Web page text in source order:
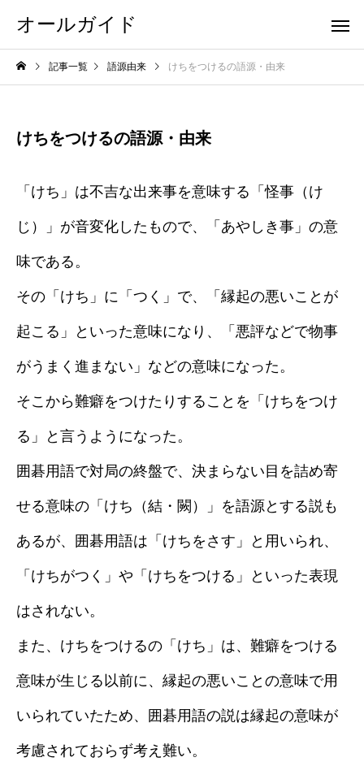
オールガイド
記事一覧 語源由来 けちをつけるの語源・由来
けちをつけるの語源・由来
「けち」は不吉な出来事を意味する「怪事（け
じ）」が音変化したもので、「あやしき事」の意
味である。
その「けち」に「つく」で、「縁起の悪いことが
起こる」といった意味になり、「悪評などで物事
がうまく進まない」などの意味になった。
そこから難癖をつけたりすることを「けちをつけ
る」と言うようになった。
囲碁用語で対局の終盤で、決まらない目を詰め寄
せる意味の「けち（結・闕）」を語源とする説も
あるが、囲碁用語は「けちをさす」と用いられ、
「けちがつく」や「けちをつける」といった表現
はされない。
また、けちをつけるの「けち」は、難癖をつける
意味が生じる以前に、縁起の悪いことの意味で用
いられていたため、囲碁用語の説は縁起の意味が
考慮されておらず考え難い。